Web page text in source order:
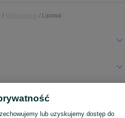
Lipowa
lub uzyskujemy dostęp do